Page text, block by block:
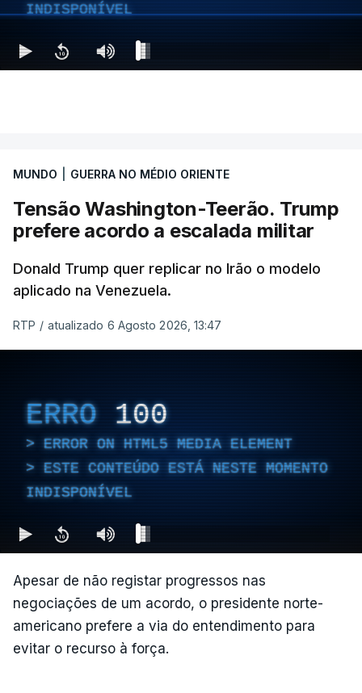
INDISPONÍVEL
MUNDO GUERRA NO MÉDIO ORIENTE
Tensão Washington-Teerão. Trump
prefere acordo a escalada militar
Donald Trump quer replicar no Irão o modelo
aplicado na Venezuela.
RTP / atualizado 6 Agosto 2026, 13:47
ERRO 100
ERROR ON HTML5 MEDIA ELEMENT
ESTE CONTEÚDO ESTÁ NESTE MOMENTO
INDISPONÍVEL
Apesar de não registar progressos nas
negociações de um acordo, o presidente norte-
americano prefere a via do entendimento para
evitar o recurso à força.